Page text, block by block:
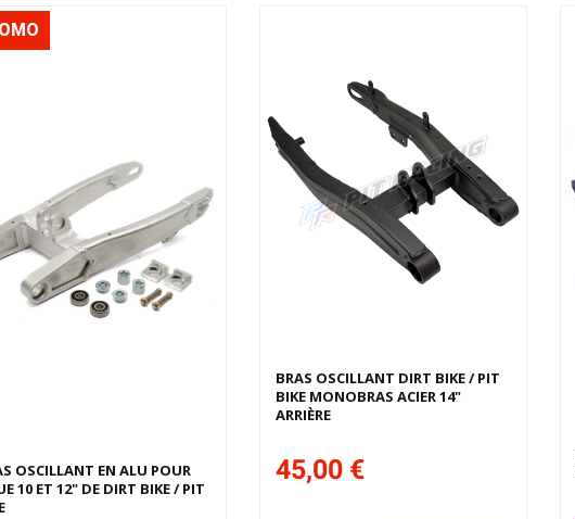
OSCILLANT EN ALU POUR
10 ET 12" DE DIRT BIKE / PIT
BRAS OSCILLANT DIRT BIKE / PIT
BIKE MONOBRAS ACIER 14"
ARRIÈRE
45,00 €